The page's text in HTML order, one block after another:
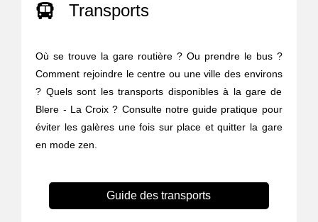
Transports
Où se trouve la gare routière ? Ou prendre le bus ?
Comment rejoindre le centre ou une ville des environs
? Quels sont les transports disponibles à la gare de
Blere - La Croix ? Consulte notre guide pratique pour
éviter les galères une fois sur place et quitter la gare
en mode zen.
Guide des transports